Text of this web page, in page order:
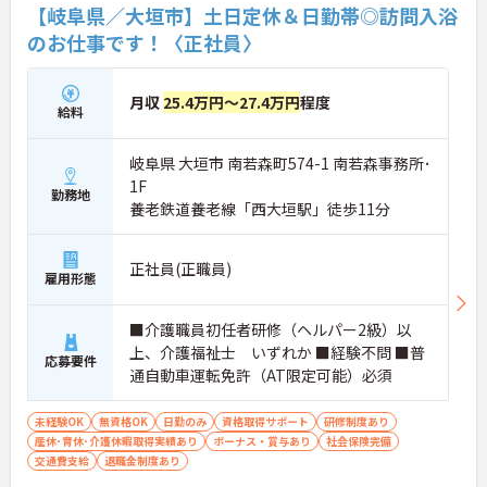
【岐阜県／大垣市】土日定休＆日勤帯◎訪問入浴
のお仕事です！〈正社員〉
給料 月収 25.4万円～27.4万円程度
勤務地
岐阜県 大垣市 南若森町574-1 南若森事務所･
1F
養老鉄道養老線「西大垣駅」徒歩11分
雇用形態 正社員(正職員)
応募要件
■介護職員初任者研修（ヘルパー2級）以
上、介護福祉士 いずれか ■経験不問 ■普
通自動車運転免許（AT限定可能）必須
未経験OK 無資格OK 日勤のみ 資格取得サポート
研修制度あり
産休･育休･介護休暇取得実績あり
ボーナス・賞与あり
社会保険完備
交通費支給
退職金制度あり